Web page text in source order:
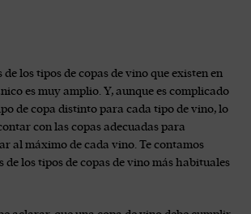
los tipos de copas de vino que existen en
es muy amplio. Y, aunque es complicado
de copa distinto para cada tipo de vino, lo
con las copas adecuadas para
al máximo de cada vino. Te contamos
de los tipos de copas de vino más habituales